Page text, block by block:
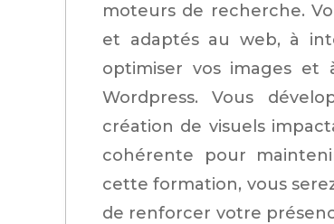
moteurs de recherche.
et adaptés au web, à
optimiser vos images et
Wordpress. Vous
création de visuels
cohérente pour
cette formation, vous
de renforcer votre